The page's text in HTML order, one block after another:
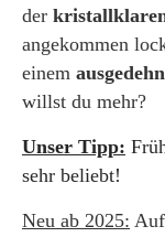
der
angekommen
einem
willst du mehr?
Unser Tipp:
sehr beliebt!
Neu ab 2025: